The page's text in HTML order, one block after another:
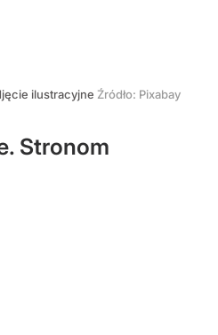
ilustracyjne Źródło: Pixabay
Stronom